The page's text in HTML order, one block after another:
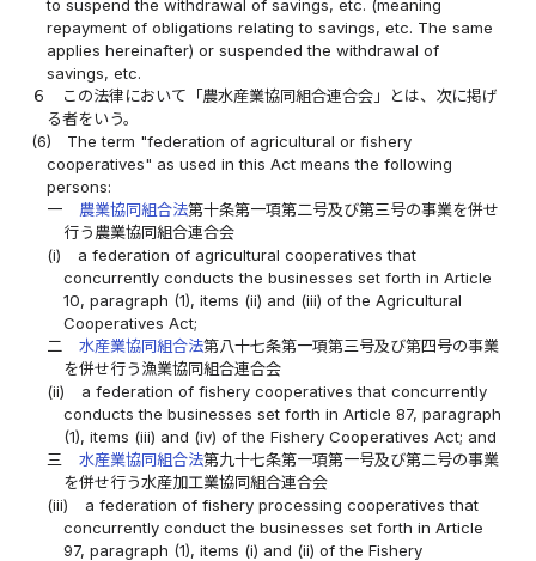
to suspend the withdrawal of savings, etc. (meaning
repayment of obligations relating to savings, etc. The same
applies hereinafter) or suspended the withdrawal of
savings, etc.
６
この法律において「農水産業協同組合連合会」とは、次に掲げ
る者をいう。
(6)
The term "federation of agricultural or fishery
cooperatives" as used in this Act means the following
persons:
一
農業協同組合法第十条第一項第二号及び第三号の事業を併せ
行う農業協同組合連合会
(i)
a federation of agricultural cooperatives that
concurrently conducts the businesses set forth in Article
10, paragraph (1), items (ii) and (iii) of the Agricultural
Cooperatives Act;
二
水産業協同組合法第八十七条第一項第三号及び第四号の事業
を併せ行う漁業協同組合連合会
(ii)
a federation of fishery cooperatives that concurrently
conducts the businesses set forth in Article 87, paragraph
(1), items (iii) and (iv) of the Fishery Cooperatives Act; and
三
水産業協同組合法第九十七条第一項第一号及び第二号の事業
を併せ行う水産加工業協同組合連合会
(iii)
a federation of fishery processing cooperatives that
concurrently conduct the businesses set forth in Article
97, paragraph (1), items (i) and (ii) of the Fishery